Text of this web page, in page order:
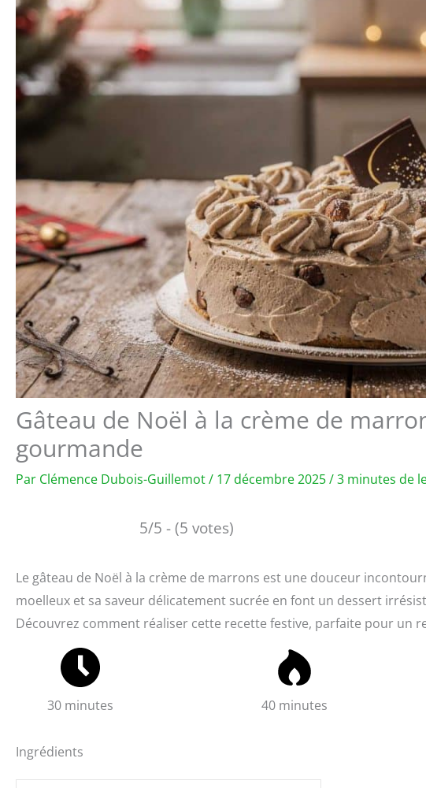
Gâteau de Noël à la crème de
gourmande
Par Clémence Dubois-Guillemot/ 17 décembre 2025/3 minutes de
5/5 - (5 votes)
Le gâteau de Noël à la crème de marrons est une douceur
moelleux et sa saveur délicatement sucrée en font un dessert
Découvrez comment réaliser cette recette festive, parfaite pour un
30 minutes 40 minutes
Ingrédients